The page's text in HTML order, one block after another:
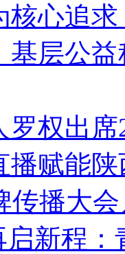
核心追
基层公
罗权出
播赋能
传播大
启新程